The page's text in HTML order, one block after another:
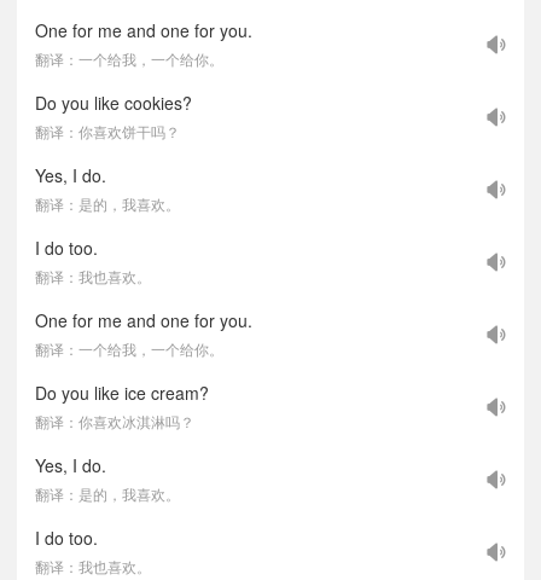
One for me and one for you.
翻译：一个给我，一个给你。
Do you like cookies?
翻译：你喜欢饼干吗？
Yes, I do.
翻译：是的，我喜欢。
I do too.
翻译：我也喜欢。
One for me and one for you.
翻译：一个给我，一个给你。
Do you like ice cream?
翻译：你喜欢冰淇淋吗？
Yes, I do.
翻译：是的，我喜欢。
I do too.
翻译：我也喜欢。